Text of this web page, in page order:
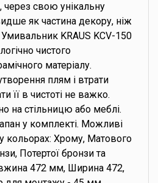
через свою унікальну
як частина декору, ніж
KRAUS KCV-150
чистого
матеріалу.
плям і втрати
її в чистоті не важко.
на стільницю або меблі.
у комплекті. Можливі
кольорах: Хрому, Матового
Потертої бронзи та
472 мм, Ширина 472,